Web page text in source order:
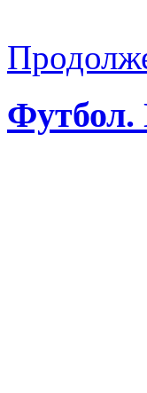
Футбол.